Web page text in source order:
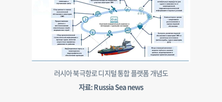
러시아 북극항로 디지털 통합 플랫폼 개념도
자료: Russia Sea news